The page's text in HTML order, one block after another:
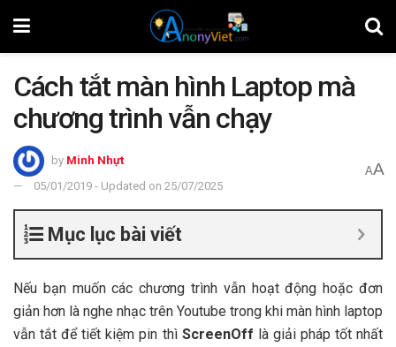
Cách tắt màn hình Laptop mà
chương trình vẫn chạy
by Minh Nhựt
05/01/2019 - Updated on 25/07/2025
AA
Mục lục bài viết
Nếu bạn muốn các chương trình vẫn hoạt động hoặc đơn
giản hơn là nghe nhạc trên Youtube trong khi màn hình laptop
vẫn tắt để tiết kiệm pin thì ScreenOff là giải pháp tốt nhất